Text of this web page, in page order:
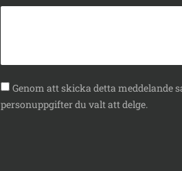
Genom att skicka detta meddelande
personuppgifter du valt att delge.